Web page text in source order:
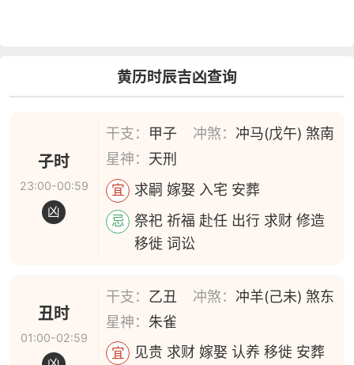
黄历时辰吉凶查询
子时
23:00-00:59
凶
干支： 甲子 冲煞： 冲马(戊午) 煞南
星神： 天刑
宜 求嗣 嫁娶 入宅 安葬
忌
祭祀 祈福 赴任 出行 求财 修造
移徙 词讼
丑时
01:00-02:59
干支： 乙丑 冲煞： 冲羊(己未) 煞东
星神： 朱雀
宜 见贵 求财 嫁娶 认养 移徙 安葬